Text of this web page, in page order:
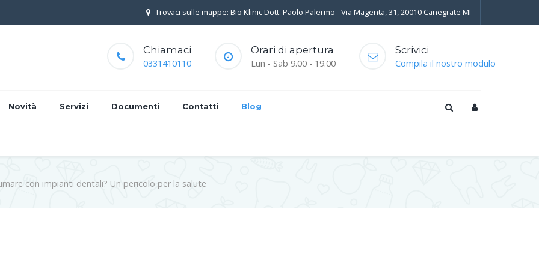
Trovaci sulle mappe: Bio Klinic Dott. Paolo Palermo - Via Magenta, 31, 20010 Canegrate MI
Chiamaci
0331410110
Orari di apertura
Lun - Sab 9.00 - 19.00
Scrivici
Compila il nostro modulo
Novità Servizi Documenti Contatti Blog
con impianti dentali? Un pericolo per la salute